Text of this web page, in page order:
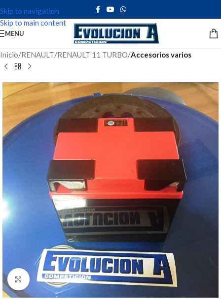
Skip to navigation
Skip to main content
MENU
Inicio RENAULT RENAULT 11 TURBO Accesorios varios
Click to enlarge